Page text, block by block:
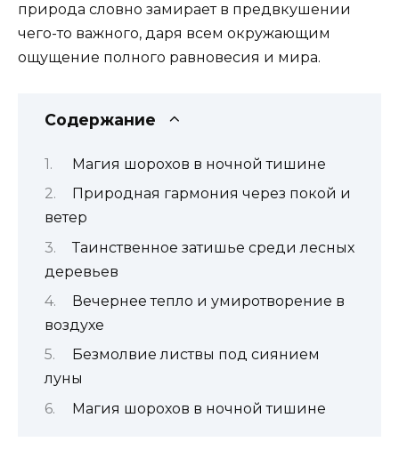
природа словно замирает в предвкушении
чего-то важного, даря всем окружающим
ощущение полного равновесия и мира.
Содержание
Магия шорохов в ночной тишине
Природная гармония через покой и
ветер
Таинственное затишье среди лесных
деревьев
Вечернее тепло и умиротворение в
воздухе
Безмолвие листвы под сиянием
луны
Магия шорохов в ночной тишине